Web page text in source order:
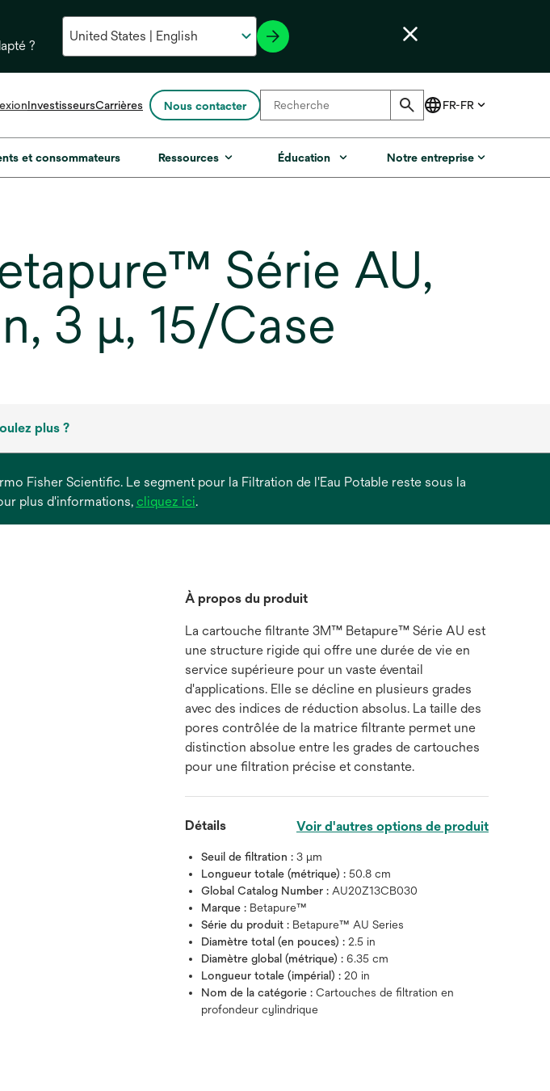
?
Investisseurss’ouvre
un
nouvel
Carrières Nous contacter
et consommateurs Ressources Éducation Notre entreprise
Série AU,
3 µ, 15/Case
plus ?
Fisher Scientific. Le segment pour la Filtration de l'Eau Potable reste sous la
plus d'informations, cliquez icis’ouvre
.
À propos du produit
La cartouche filtrante 3M™ Betapure™ Série AU est
une structure rigide qui offre une durée de vie en
service supérieure pour un vaste éventail
d'applications. Elle se décline en plusieurs grades
avec des indices de réduction absolus. La taille des
pores contrôlée de la matrice filtrante permet une
distinction absolue entre les grades de cartouches
pour une filtration précise et constante.
Détails Voir d'autres options de produit
Seuil de filtration :3 μm
Longueur totale (métrique) :50.8 cm
Global Catalog Number : AU20Z13CB030
Marque : Betapure™
Série du produit : Betapure™ AU Series
Diamètre total (en pouces) :2.5 in
Diamètre global (métrique) :6.35 cm
Longueur totale (impérial) :20 in
Nom de la catégorie :Cartouches de filtration en
profondeur cylindrique